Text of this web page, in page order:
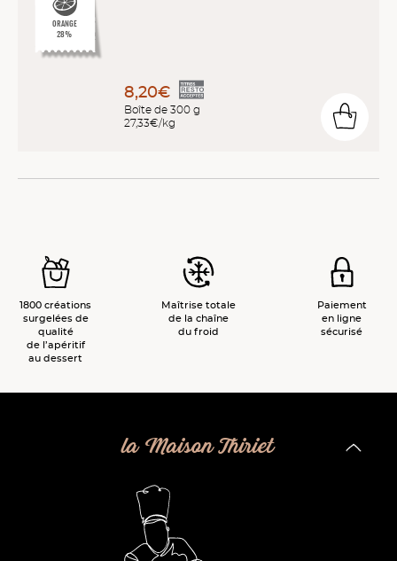
ORANGE
28%
8,20€
Boîte de 300 g
27,33€/kg
1800 créations
surgelées de
qualité
de l’apéritif
au dessert
Maîtrise totale
de la chaîne
du froid
Paiement
en ligne
sécurisé
la Maison Thiriet